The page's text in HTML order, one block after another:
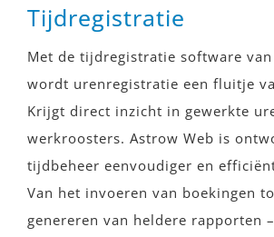
Tijdregistratie
Met de tijdregistratie software van
wordt urenregistratie een fluitje
Krijgt direct inzicht in gewerkte
werkroosters. Astrow Web is
tijdbeheer eenvoudiger en
Van het invoeren van boekingen
genereren van heldere rapporten